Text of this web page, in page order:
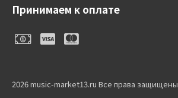
Принимаем к оплате
2026 music-market13.ru Все права защищены